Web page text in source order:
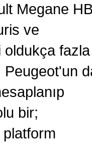
Megane
ve
oldukça fazla
bir;